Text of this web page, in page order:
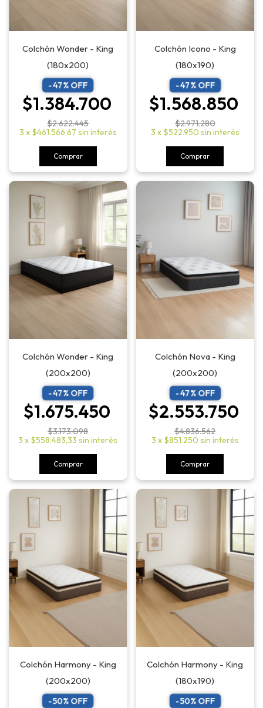
Colchón Wonder - King
(180x200)
-47% OFF
$1.384.700
$2.622.445
3 x $461.566,67 sin interés
Comprar
Colchón Icono - King
(180x190)
-47% OFF
$1.568.850
$2.971.280
3 x $522.950 sin interés
Comprar
Colchón Wonder - King
(200x200)
-47% OFF
$1.675.450
$3.173.098
3 x $558.483,33 sin interés
Comprar
Colchón Nova - King
(200x200)
-47% OFF
$2.553.750
$4.836.562
3 x $851.250 sin interés
Comprar
Colchón Harmony - King
(200x200)
-50% OFF
Colchón Harmony - King
(180x190)
-50% OFF